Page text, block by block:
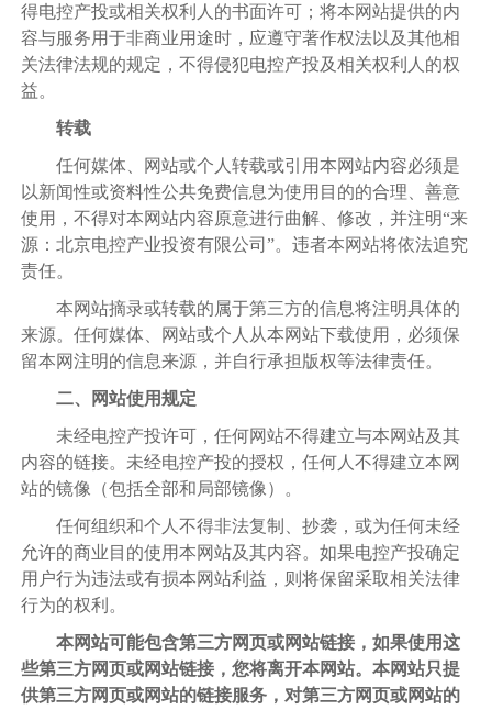
得电控产投或相关权利人的书面许可；将本网站提供的内
容与服务用于非商业用途时，应遵守著作权法以及其他相
关法律法规的规定，不得侵犯电控产投及相关权利人的权
益。
转载
任何媒体、网站或个人转载或引用本网站内容必须是
以新闻性或资料性公共免费信息为使用目的的合理、善意
使用，不得对本网站内容原意进行曲解、修改，并注明“来
源：北京电控产业投资有限公司”。违者本网站将依法追究
责任。
本网站摘录或转载的属于第三方的信息将注明具体的
来源。任何媒体、网站或个人从本网站下载使用，必须保
留本网注明的信息来源，并自行承担版权等法律责任。
二、网站使用规定
未经电控产投许可，任何网站不得建立与本网站及其
内容的链接。未经电控产投的授权，任何人不得建立本网
站的镜像（包括全部和局部镜像）。
任何组织和个人不得非法复制、抄袭，或为任何未经
允许的商业目的使用本网站及其内容。如果电控产投确定
用户行为违法或有损本网站利益，则将保留采取相关法律
行为的权利。
本网站可能包含第三方网页或网站链接，如果使用这
些第三方网页或网站链接，您将离开本网站。本网站只提
供第三方网页或网站的链接服务，对第三方网页或网站的